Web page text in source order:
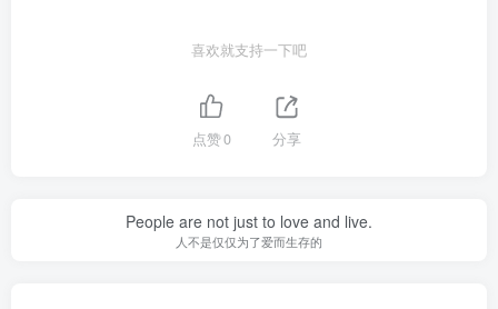
喜欢就支持一下吧
点赞0 分享
People are not just to love and live.
人不是仅仅为了爱而生存的